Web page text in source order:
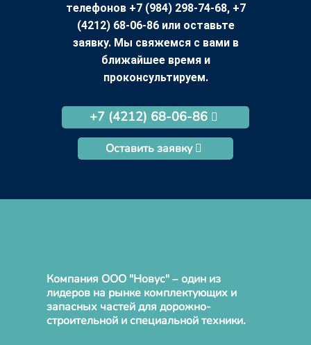
телефонов +7 (984) 298-74-68, +7
(4212) 68-06-86 или оставьте
заявку. Мы свяжемся с вами в
ближайшее время и
проконсультируем.
+7 (4212) 68-06-86
Оставить заявку
Компания ООО "Новус" – один из
лидеров на рынке комплектующих и
запасных частей для дорожно-
строительной и специальной техники.